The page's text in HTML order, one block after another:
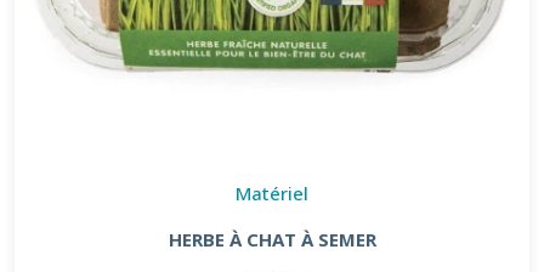
Matériel
HERBE À CHAT À SEMER